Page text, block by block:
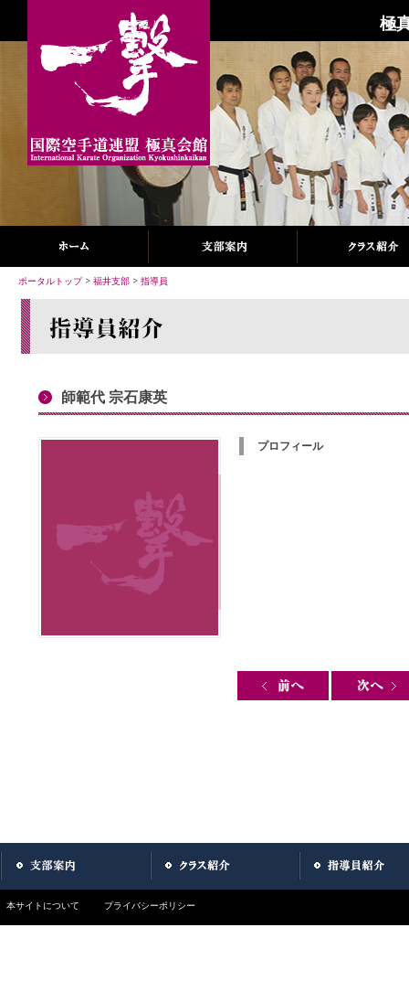
極
ポータルトップ> 福井支部 > 指導員
師範代 宗石康英
プロフィール
本サイトについて プライバシーポリシー